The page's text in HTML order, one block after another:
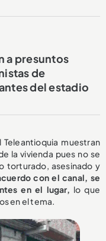
a presuntos
de
del estadio
muestran
la vivienda pues no se
torturado, asesinado y
con el canal, se
en el lugar, lo que
en el tema.